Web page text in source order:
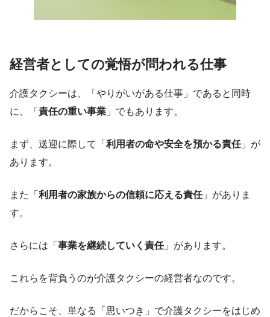
経営者としての覚悟が問われる仕事
介護タクシーは、「やりがいがある仕事」であると同時
に、「 責任の重い事業 」でもあります。
まず、送迎に際して「 利用者の命や安全を預かる責任」が
あります。
また「 利用者の家族からの信頼に応える責任」がありま
す。
さらには「 事業を継続していく責任」があります。
これらを背負うのが介護タクシーの経営者なのです。
だからこそ、単なる「思いつき」で介護タクシーをはじめ